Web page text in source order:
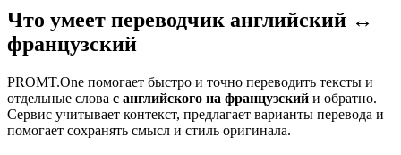
Что умеет переводчик английский ↔
французский
PROMT.One помогает быстро и точно переводить тексты и
отдельные слова с английского на французский и обратно.
Сервис учитывает контекст, предлагает варианты перевода и
помогает сохранять смысл и стиль оригинала.